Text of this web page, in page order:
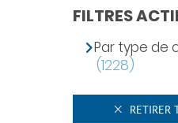
FILTRES
Par type de
(1228)
RETIRER